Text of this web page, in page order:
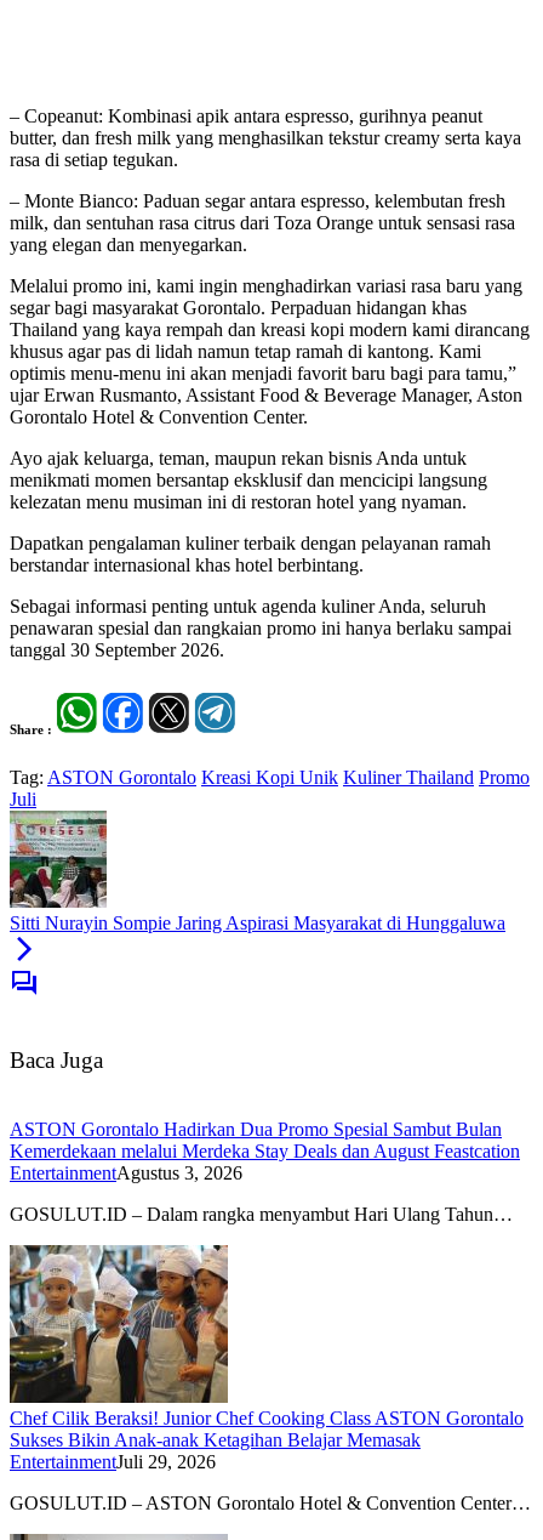
– Copeanut: Kombinasi apik antara espresso, gurihnya peanut
butter, dan fresh milk yang menghasilkan tekstur creamy serta kaya
rasa di setiap tegukan.
– Monte Bianco: Paduan segar antara espresso, kelembutan fresh
milk, dan sentuhan rasa citrus dari Toza Orange untuk sensasi rasa
yang elegan dan menyegarkan.
Melalui promo ini, kami ingin menghadirkan variasi rasa baru yang
segar bagi masyarakat Gorontalo. Perpaduan hidangan khas
Thailand yang kaya rempah dan kreasi kopi modern kami dirancang
khusus agar pas di lidah namun tetap ramah di kantong. Kami
optimis menu-menu ini akan menjadi favorit baru bagi para tamu,”
ujar Erwan Rusmanto, Assistant Food & Beverage Manager, Aston
Gorontalo Hotel & Convention Center.
Ayo ajak keluarga, teman, maupun rekan bisnis Anda untuk
menikmati momen bersantap eksklusif dan mencicipi langsung
kelezatan menu musiman ini di restoran hotel yang nyaman.
Dapatkan pengalaman kuliner terbaik dengan pelayanan ramah
berstandar internasional khas hotel berbintang.
Sebagai informasi penting untuk agenda kuliner Anda, seluruh
penawaran spesial dan rangkaian promo ini hanya berlaku sampai
tanggal 30 September 2026.
Share :
Tag: ASTON Gorontalo Kreasi Kopi Unik Kuliner Thailand Promo
Juli
Sitti Nurayin Sompie Jaring Aspirasi Masyarakat di Hunggaluwa
Baca Juga
ASTON Gorontalo Hadirkan Dua Promo Spesial Sambut Bulan
Kemerdekaan melalui Merdeka Stay Deals dan August Feastcation
EntertainmentAgustus 3, 2026
GOSULUT.ID – Dalam rangka menyambut Hari Ulang Tahun…
Chef Cilik Beraksi! Junior Chef Cooking Class ASTON Gorontalo
Sukses Bikin Anak-anak Ketagihan Belajar Memasak
EntertainmentJuli 29, 2026
GOSULUT.ID – ASTON Gorontalo Hotel & Convention Center…